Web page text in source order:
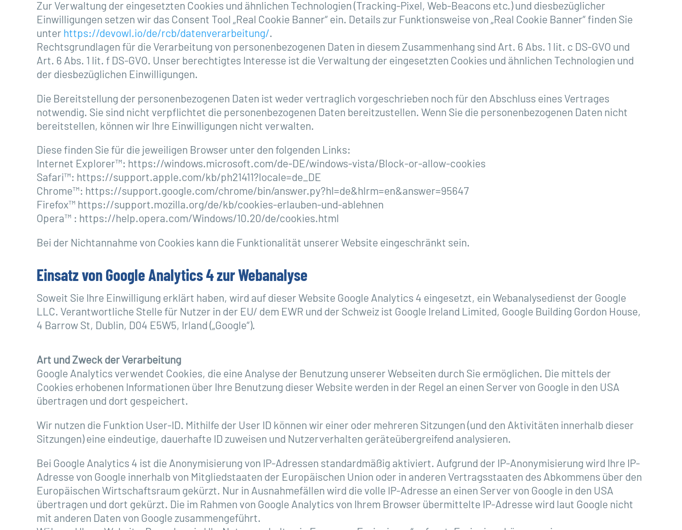
Zur Verwaltung der eingesetzten Cookies und ähnlichen Technologien (Tracking-Pixel, Web-Beacons etc.) und diesbezüglicher
Einwilligungen setzen wir das Consent Tool „Real Cookie Banner“ ein. Details zur Funktionsweise von „Real Cookie Banner“ finden Sie
unter https://devowl.io/de/rcb/datenverarbeitung/.
Rechtsgrundlagen für die Verarbeitung von personenbezogenen Daten in diesem Zusammenhang sind Art. 6 Abs. 1 lit. c DS-GVO und
Art. 6 Abs. 1 lit. f DS-GVO. Unser berechtigtes Interesse ist die Verwaltung der eingesetzten Cookies und ähnlichen Technologien und
der diesbezüglichen Einwilligungen.
Die Bereitstellung der personenbezogenen Daten ist weder vertraglich vorgeschrieben noch für den Abschluss eines Vertrages
notwendig. Sie sind nicht verpflichtet die personenbezogenen Daten bereitzustellen. Wenn Sie die personenbezogenen Daten nicht
bereitstellen, können wir Ihre Einwilligungen nicht verwalten.
Diese finden Sie für die jeweiligen Browser unter den folgenden Links:
Internet Explorer™: https://windows.microsoft.com/de-DE/windows-vista/Block-or-allow-cookies
Safari™: https://support.apple.com/kb/ph21411?locale=de_DE
Chrome™: https://support.google.com/chrome/bin/answer.py?hl=de&hlrm=en&answer=95647
Firefox™ https://support.mozilla.org/de/kb/cookies-erlauben-und-ablehnen
Opera™ : https://help.opera.com/Windows/10.20/de/cookies.html
Bei der Nichtannahme von Cookies kann die Funktionalität unserer Website eingeschränkt sein.
Einsatz von Google Analytics 4 zur Webanalyse
Soweit Sie Ihre Einwilligung erklärt haben, wird auf dieser Website Google Analytics 4 eingesetzt, ein Webanalysedienst der Google
LLC. Verantwortliche Stelle für Nutzer in der EU/ dem EWR und der Schweiz ist Google Ireland Limited, Google Building Gordon House,
4 Barrow St, Dublin, D04 E5W5, Irland („Google“).
Art und Zweck der Verarbeitung
Google Analytics verwendet Cookies, die eine Analyse der Benutzung unserer Webseiten durch Sie ermöglichen. Die mittels der
Cookies erhobenen Informationen über Ihre Benutzung dieser Website werden in der Regel an einen Server von Google in den USA
übertragen und dort gespeichert.
Wir nutzen die Funktion User-ID. Mithilfe der User ID können wir einer oder mehreren Sitzungen (und den Aktivitäten innerhalb dieser
Sitzungen) eine eindeutige, dauerhafte ID zuweisen und Nutzerverhalten geräteübergreifend analysieren.
Bei Google Analytics 4 ist die Anonymisierung von IP-Adressen standardmäßig aktiviert. Aufgrund der IP-Anonymisierung wird Ihre IP-
Adresse von Google innerhalb von Mitgliedstaaten der Europäischen Union oder in anderen Vertragsstaaten des Abkommens über den
Europäischen Wirtschaftsraum gekürzt. Nur in Ausnahmefällen wird die volle IP-Adresse an einen Server von Google in den USA
übertragen und dort gekürzt. Die im Rahmen von Google Analytics von Ihrem Browser übermittelte IP-Adresse wird laut Google nicht
mit anderen Daten von Google zusammengeführt.